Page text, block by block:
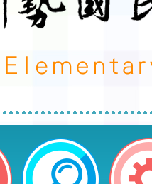
健康署製作之
《FIT星球大